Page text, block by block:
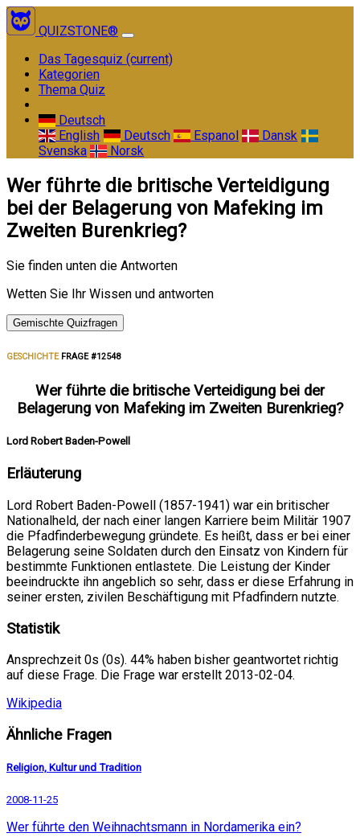
QUIZSTONE®
Das Tagesquiz (current)
Kategorien
Thema Quiz
Deutsch
English
Deutsch Espanol
Dansk
Svenska
Norsk
Wer führte die britische Verteidigung
bei der Belagerung von Mafeking im
Zweiten Burenkrieg?
Sie finden unten die Antworten
Wetten Sie Ihr Wissen und antworten
Gemischte Quizfragen
GESCHICHTEFRAGE #12548
Wer führte die britische Verteidigung bei der
Belagerung von Mafeking im Zweiten Burenkrieg?
Lord Robert Baden-Powell
Erläuterung
Lord Robert Baden-Powell (1857-1941) war ein britischer
Nationalheld, der nach einer langen Karriere beim Militär 1907
die Pfadfinderbewegung gründete. Es heißt, dass er bei einer
Belagerung seine Soldaten durch den Einsatz von Kindern für
bestimmte Funktionen entlastete. Die Leistung der Kinder
beeindruckte ihn angeblich so sehr, dass er diese Erfahrung in
seiner ersten, zivilen Beschäftigung mit Pfadfindern nutzte.
Statistik
Ansprechzeit 0s (0s). 44% haben bisher geantwortet richtig
auf diese Frage. Die Frage war erstellt 2013-02-04.
Wikipedia
Ähnliche Fragen
Religion, Kultur und Tradition
2008-11-25
Wer führte den Weihnachtsmann in Nordamerika ein?